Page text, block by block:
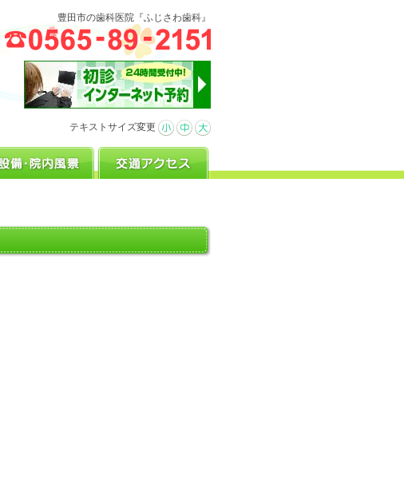
豊田市の歯科医院『ふじさわ歯科』
テキストサイズ変更